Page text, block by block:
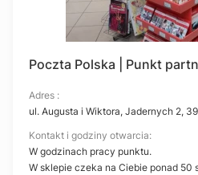
Poczta Polska | Punkt
Adres :
ul. Augusta i Wiktora, Jadernych 2,
Kontakt i godziny otwarcia:
W godzinach pracy punktu.
W sklepie czeka na Ciebie ponad 50